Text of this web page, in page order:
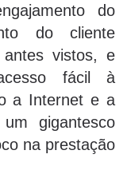
do
do cliente
vistos, e
fácil à
a Internet e a
gigantesco
na prestação